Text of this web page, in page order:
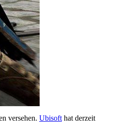
versehen. Ubisoft hat derzeit